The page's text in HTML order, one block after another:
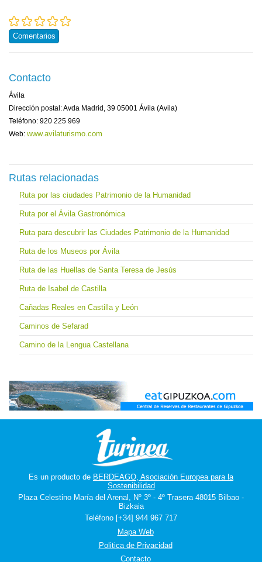
Comentarios
Contacto
Ávila
Dirección postal: Avda Madrid, 39 05001 Ávila (Avila)
Teléfono: 920 225 969
Web: www.avilaturismo.com
Rutas relacionadas
Ruta por las ciudades Patrimonio de la Humanidad
Ruta por el Ávila Gastronómica
Ruta para descubrir las Ciudades Patrimonio de la Humanidad
Ruta de los Museos por Ávila
Ruta de las Huellas de Santa Teresa de Jesús
Ruta de Isabel de Castilla
Cañadas Reales en Castilla y León
Caminos de Sefarad
Camino de la Lengua Castellana
Es un producto de BERDEAGO, Asociación Europea para la
Sostenibilidad
Plaza Celestino María del Arenal, Nº 3º - 4º Trasera 48015 Bilbao -
Bizkaia
Teléfono [+34] 944 967 717
Mapa Web
Politica de Privacidad
Contacto